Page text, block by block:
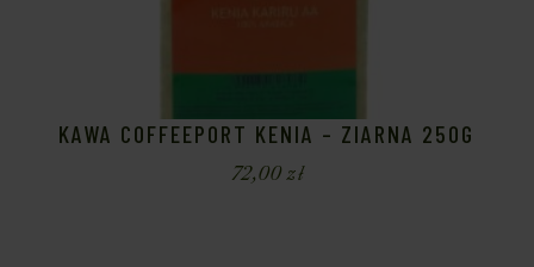
KAWA COFFEEPORT KENIA – ZIARNA 250G
72,00zł